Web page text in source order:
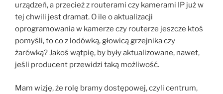
urządzeń, a przecież z routerami czy kamerami IP już w
tej chwili jest dramat. O ile o aktualizacji
oprogramowania w kamerze czy routerze jeszcze ktoś
pomyśli, to co z lodówką, głowicą grzejnika czy
żarówką? Jakoś wątpię, by były aktualizowane, nawet,
jeśli producent przewidzi taką możliwość.
Mam wizję, że rolę bramy dostępowej, czyli centrum,